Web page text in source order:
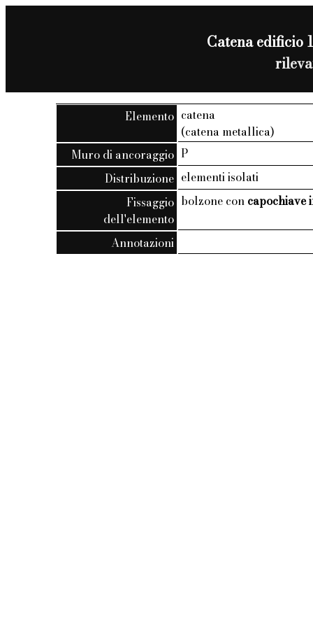
Catena edificio
Elemento catena
(catena metallica)
Muro di ancoraggio P
Distribuzione elementi isolati
Fissaggio
dell'elemento
bolzone con capochiave
Annotazioni